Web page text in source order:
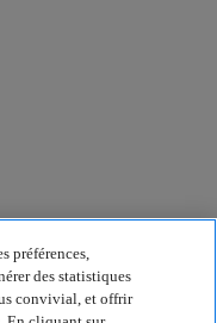
préférences,
des statistiques
convivial, et offrir